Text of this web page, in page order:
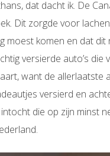
dat dacht ik. De
Dit zorgde voor
moest komen en dat dit
versierde auto’s die
want de allerlaatste
versierd en
die op zijn minst